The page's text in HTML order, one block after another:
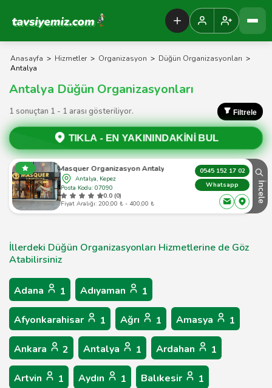
Tavsiyemiz Anasayfa
Anasayfa > Hizmetler > Organizasyon > Düğün Organizasyonları >
Antalya
Antalya Düğün Organizasyonları
1 sonuçtan 1 - 1 arası gösteriliyor. Filtrele
TIKLA - EN YAKININDAKİNİ BUL
Masquer Organizasyon Antalya
Antalya, Kepez
Posta Kodu: 07090
0.0 (0)
Fiyat Aralığı: 200,00 ₺ - 400,00 ₺
0545 152 17 02
Whatsapp
İncele
İllerdeki Düğün Organizasyonları Hizmetlerine de Göz
Atabilirsiniz
Adana 1 Adıyaman 1
Afyonkarahisar 1 Ağrı 1 Amasya 1
Ankara 2 Antalya 1 Ardahan 1
Artvin 1 Aydın 1 Balıkesir 1